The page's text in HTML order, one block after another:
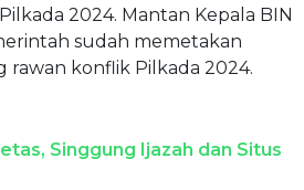
2024. Mantan Kepala BIN
sudah memetakan
rawan konflik Pilkada 2024.
Singgung Ijazah dan Situs